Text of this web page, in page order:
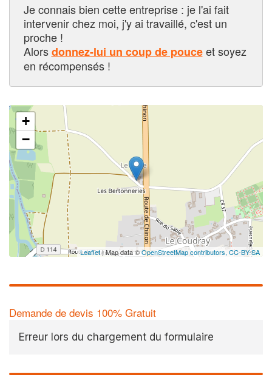
Je connais bien cette entreprise : je l'ai fait
intervenir chez moi, j'y ai travaillé, c'est un
proche !
Alorsdonnez-lui un coup de pouceet soyez
en récompensés !
+
−
Leaflet| Map data ©OpenStreetMap contributors, CC-BY-SA
Demande de devis 100% Gratuit
Erreur lors du chargement du formulaire